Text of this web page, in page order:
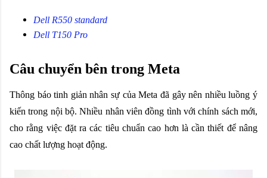
Dell R550 standard
Dell T150 Pro
Câu chuyển bên trong Meta
Thông báo tinh giản nhân sự của Meta đã gây nên nhiều luồng ý
kiến trong nội bộ. Nhiều nhân viên đồng tình với chính sách mới,
cho rằng việc đặt ra các tiêu chuẩn cao hơn là cần thiết để nâng
cao chất lượng hoạt động.